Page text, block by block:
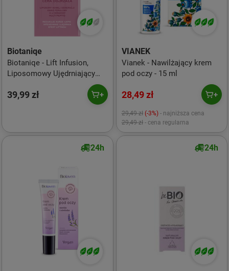
Biotaniqe
Biotaniqe - Lift Infusion,
Liposomowy Ujędrniający
Dojrzała, 15 ml
39,99 zł
VIANEK
Vianek - Nawilżający krem
pod oczy - 15 ml
28,49 zł
29,49 zł (-3%) - najniższa cena
29,49 zł - cena regularna
24h 24h